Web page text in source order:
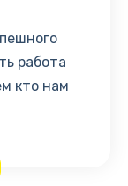
работа
кто нам